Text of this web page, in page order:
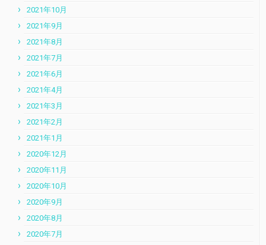
2021年10月
2021年9月
2021年8月
2021年7月
2021年6月
2021年4月
2021年3月
2021年2月
2021年1月
2020年12月
2020年11月
2020年10月
2020年9月
2020年8月
2020年7月